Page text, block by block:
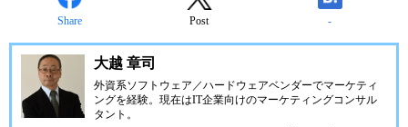
Share Post -
大越 章司
外資系ソフトウェア／ハードウェアベンダーでマーケティ
ングを経験。現在はIT企業向けのマーケティングコンサル
タント。